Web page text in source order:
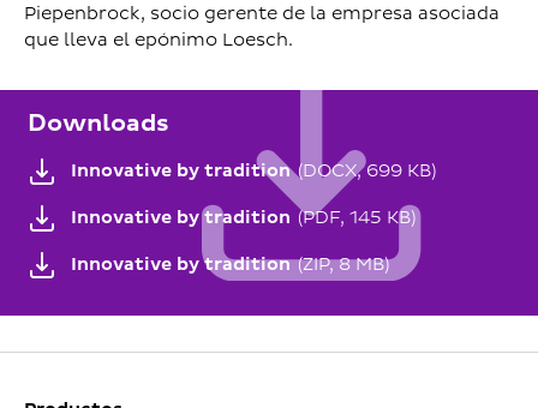
Piepenbrock, socio gerente de la empresa asociada
que lleva el epónimo Loesch.
Downloads
Innovative by tradition (DOCX, 699 KB)
Innovative by tradition (PDF, 145 KB)
Innovative by tradition (ZIP, 8 MB)